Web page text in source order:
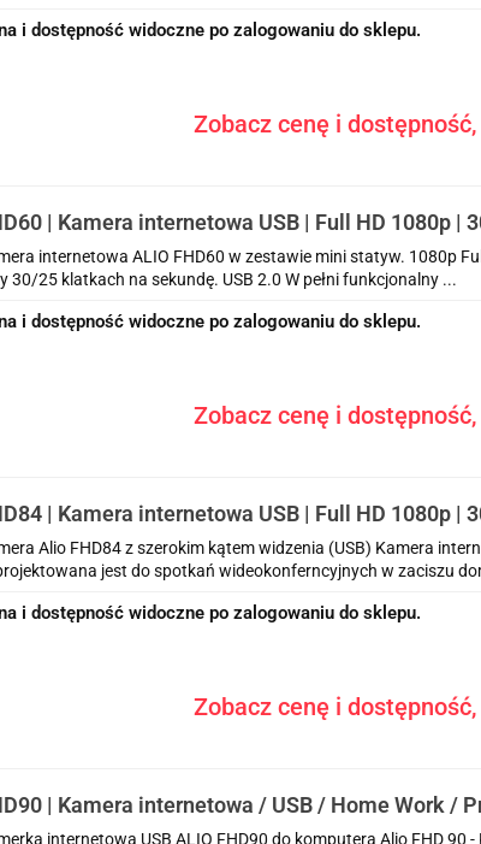
i dostępność widoczne po zalogowaniu do sklepu.
Zobacz cenę i
| Kamera internetowa USB | Full HD 1080p |
| statyw | fixed focus | kąt widzenia 90°
internetowa ALIO FHD60 w zestawie mini statyw. 1080p
30/25 klatkach na sekundę. USB 2.0 W pełni funkcjonalny ...
i dostępność widoczne po zalogowaniu do sklepu.
Zobacz cenę i
| Kamera internetowa USB | Full HD 1080p |
| auto focus | kąt widzenia 84°
Alio FHD84 z szerokim kątem widzenia (USB) Kamera
jest do spotkań wideokonferncyjnych w zaciszu
i dostępność widoczne po zalogowaniu do sklepu.
Zobacz cenę i
| Kamera internetowa / USB / Home Work /
internetowa USB ALIO FHD90 do komputera Alio FHD 90